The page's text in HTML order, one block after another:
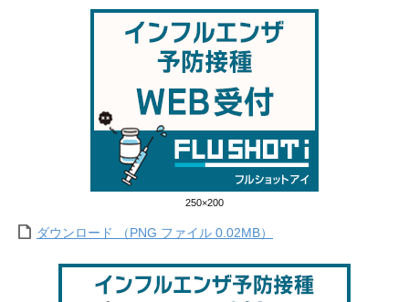
250×200
ダウンロード （PNG ファイル 0.02MB）